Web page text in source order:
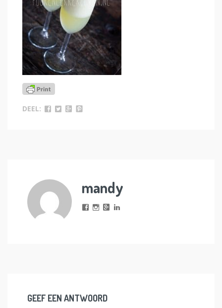
DEEL:
mandy
GEEF EEN ANTWOORD